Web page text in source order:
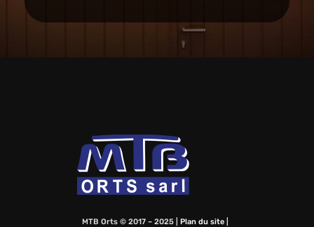
MTB Orts © 2017 – 2025 | Plan du site|